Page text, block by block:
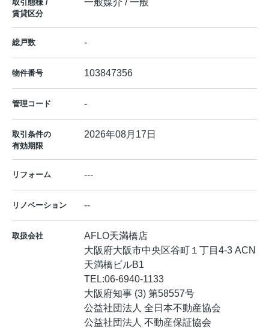
取引態様 /
賃貸区分
総戸数 -
物件番号 103847356
管理コード -
取引条件の
有効期限
2026年08月17日
リフォーム ---
リノベーション --
取扱会社
AFLO天満橋店
大阪府大阪市中央区谷町１丁目4-3 ACN
天満橋ビルB1
TEL:06-6940-1133
大阪府知事 (3) 第58557号
公益社団法人 全日本不動産協会
公益社団法人 不動産保証協会